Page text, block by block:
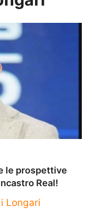
le prospettive
Real!
Longari